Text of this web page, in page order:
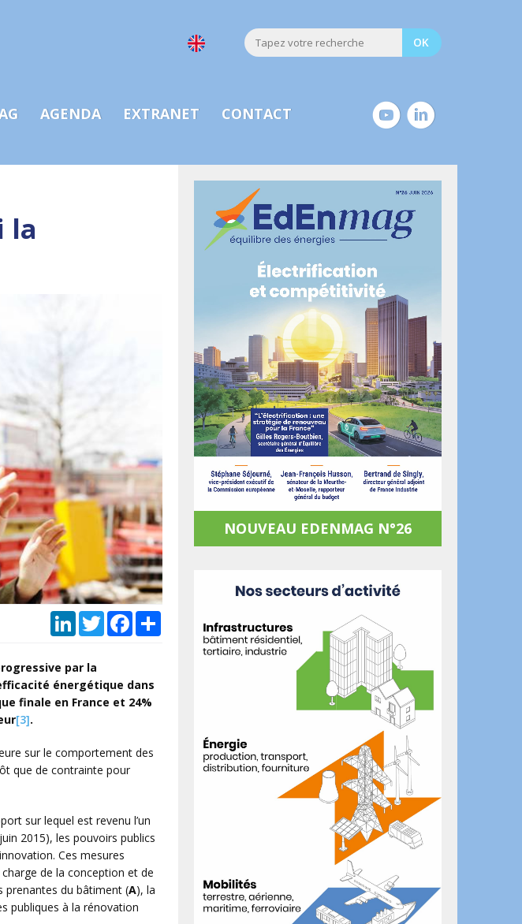
AGENDA EXTRANET CONTACT
la
LinkedInTwitterFacebook
par la
énergétique dans
finale en France et 24%
[3].
sur le comportement des
que de contrainte pour
sur lequel est revenu l’un
2015), les pouvoirs publics
Ces mesures
de la conception et de
prenantes du bâtiment (A), la
publiques à la rénovation
NOUVEAU EDENMAG N°26